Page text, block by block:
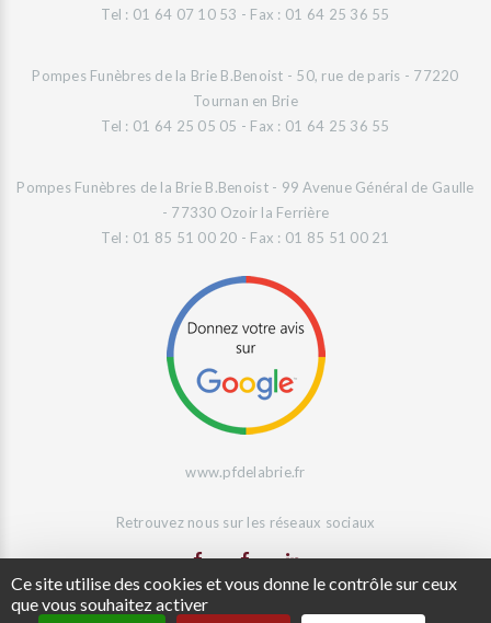
Ce site utilise des cookies et vous donne le contrôle sur ceux
que vous souhaitez activer
Tel : 01 64 07 10 53 - Fax : 01 64 25 36 55
Pompes Funèbres de la Brie B.Benoist - 50, rue de paris - 77220
Tournan en Brie
Tel : 01 64 25 05 05 - Fax : 01 64 25 36 55
Pompes Funèbres de la Brie B.Benoist - 99 Avenue Général de Gaulle
- 77330 Ozoir la Ferrière
Tel : 01 85 51 00 20 - Fax : 01 85 51 00 21
www.pfdelabrie.fr
Retrouvez nous sur les réseaux sociaux